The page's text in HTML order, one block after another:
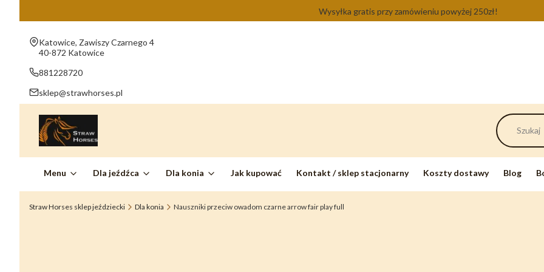
Wysyłka gratis przy zamówieniu powyżej 250zł!
Adres:
Katowice, Zawiszy Czarnego 4
40-872 Katowice
881228720
sklep@strawhorses.pl
Menu Dla jeźdźca Dla konia Jak kupować Kontakt / sklep stacjonarny Koszty dostawy Blog
Straw Horses sklep jeździecki Dla konia Nauszniki przeciw owadom czarne arrow fair play full